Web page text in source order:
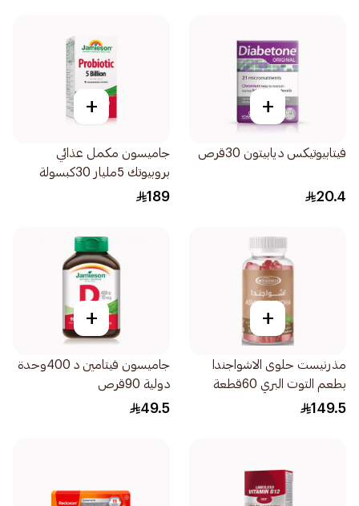
+
فيتابيوتيكس ديابيتون 30قرص
20.4
+
جاميسون مكمل عذائي
بروبيوتك 5مليار 30كبسولة
189
+
مذرنيست حلوى الاشواجندا
بطعم التوت البري 60قطعة
149.5
+
جاميسون فيتامين د 400وحدة
دولية 90قرص
49.5